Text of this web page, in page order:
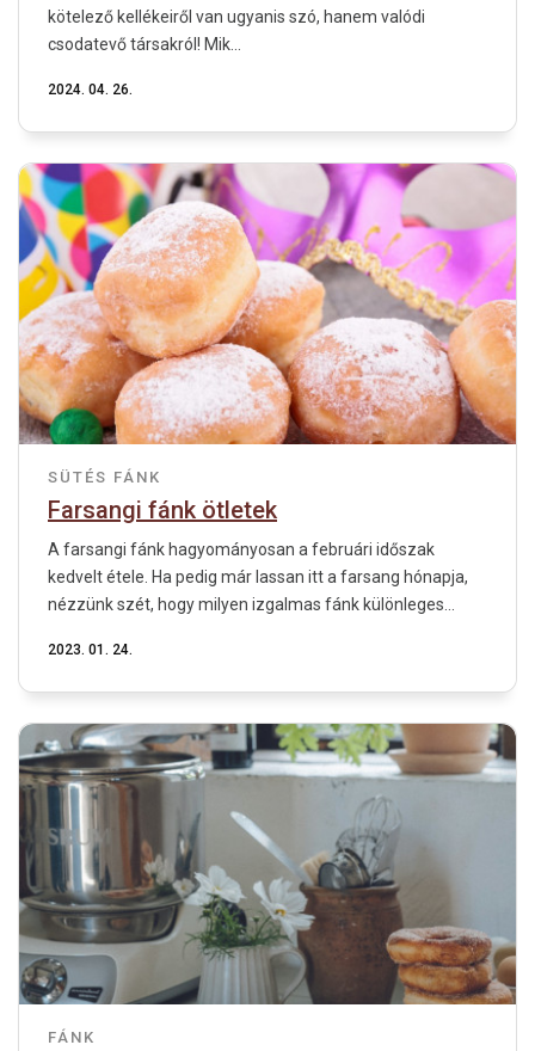
kötelező kellékeiről van ugyanis szó, hanem valódi
csodatevő társakról! Mik...
2024. 04. 26.
SÜTÉS FÁNK
Farsangi fánk ötletek
A farsangi fánk hagyományosan a februári időszak
kedvelt étele. Ha pedig már lassan itt a farsang hónapja,
nézzünk szét, hogy milyen izgalmas fánk különleges...
2023. 01. 24.
FÁNK